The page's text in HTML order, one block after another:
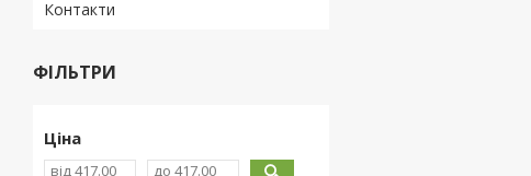
Контакти
ФІЛЬТРИ
Ціна